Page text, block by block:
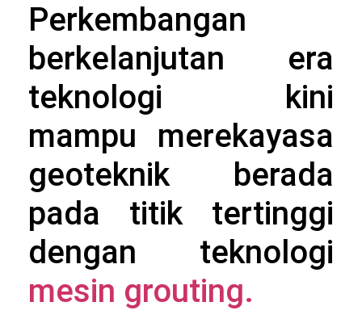
Perkembangan
berkelanjutan era
teknologi kini
mampu merekayasa
geoteknik berada
pada titik tertinggi
dengan teknologi
mesin grouting.